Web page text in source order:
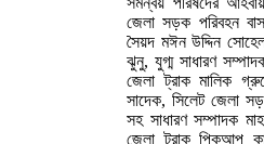
জেলা সড়ক পরিবহন
সৈয়দ মঈন উদ্দিন
ঝুনু, যুগ্ম সাধারণ
জেলা ট্রাক মালিক
সাদেক, সিলেট জেলা
সহ সাধারণ সম্পাদক
জেলা ট্রাক পিকআপ